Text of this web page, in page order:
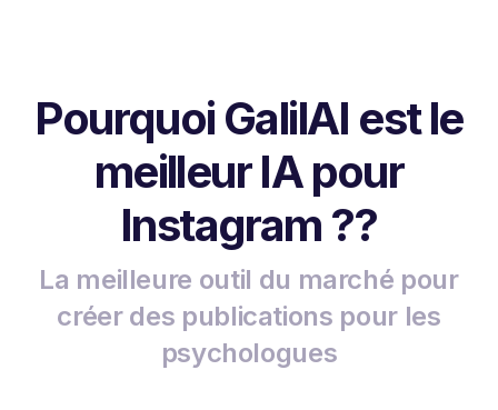
Pourquoi GalilAI est le
meilleur IA pour
Instagram ??
La meilleure outil du marché pour
créer des publications pour les
psychologues